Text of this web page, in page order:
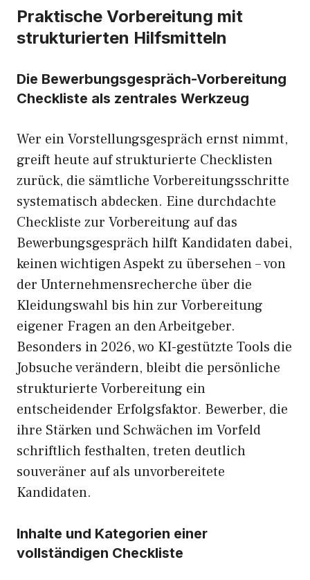
Praktische Vorbereitung mit
strukturierten Hilfsmitteln
Die Bewerbungsgespräch-Vorbereitung
Checkliste als zentrales Werkzeug
Wer ein Vorstellungsgespräch ernst nimmt,
greift heute auf strukturierte Checklisten
zurück, die sämtliche Vorbereitungsschritte
systematisch abdecken. Eine durchdachte
Checkliste zur Vorbereitung auf das
Bewerbungsgespräch hilft Kandidaten dabei,
keinen wichtigen Aspekt zu übersehen – von
der Unternehmensrecherche über die
Kleidungswahl bis hin zur Vorbereitung
eigener Fragen an den Arbeitgeber.
Besonders in 2026, wo KI-gestützte Tools die
Jobsuche verändern, bleibt die persönliche
strukturierte Vorbereitung ein
entscheidender Erfolgsfaktor. Bewerber, die
ihre Stärken und Schwächen im Vorfeld
schriftlich festhalten, treten deutlich
souveräner auf als unvorbereitete
Kandidaten.
Inhalte und Kategorien einer
vollständigen Checkliste